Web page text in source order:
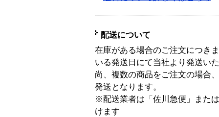
配送について
在庫がある場合のご注文につき
いる発送日にて当社より発送い
尚、複数の商品をご注文の場合
発送となります。
※配送業者は「佐川急便」また
けます